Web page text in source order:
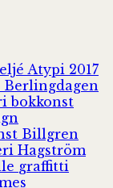
Atypi 2017
Berlingdagen
bokkonst
Billgren
Hagström
graffitti